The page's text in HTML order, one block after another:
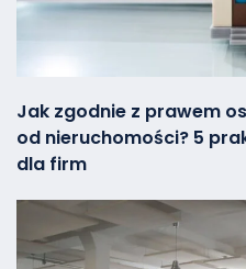
Jak zgodnie z prawem
od nieruchomości? 5
dla firm